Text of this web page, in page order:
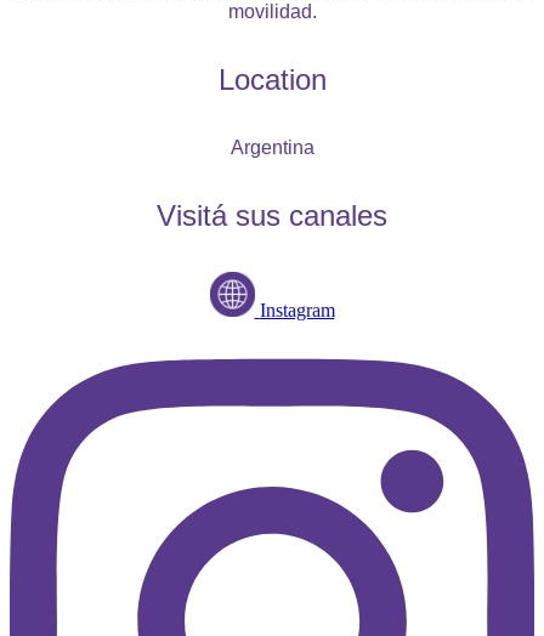
movilidad.
Location
Argentina
Visitá sus canales
Instagram